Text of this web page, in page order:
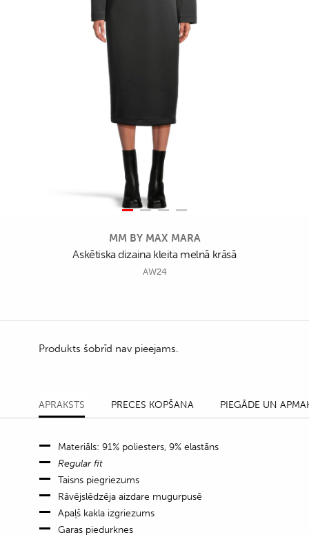
MM BY MAX MARA
Askētiska dizaina kleita melnā krāsā
AW24
Produkts šobrīd nav pieejams.
APRAKSTS PRECES KOPŠANA PIEGĀDE UN
Materiāls: 91% poliesters, 9% elastāns
Regular fit
Taisns piegriezums
Rāvējslēdzēja aizdare mugurpusē
Apaļš kakla izgriezums
Garas piedurknes